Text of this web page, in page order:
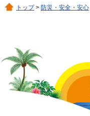
トップ> 防災・安全・安心